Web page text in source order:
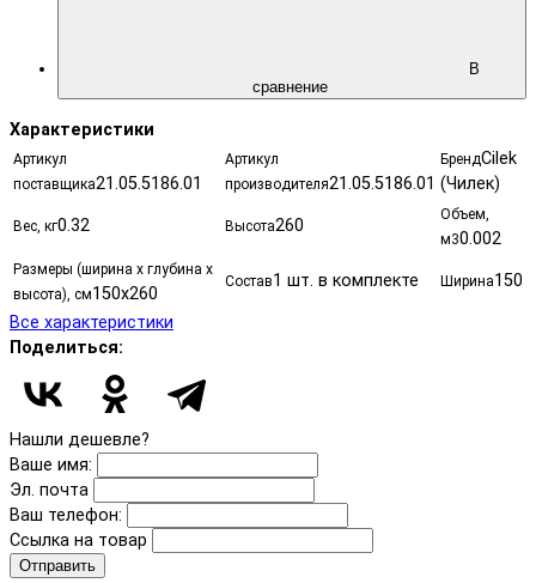
В
сравнение
Характеристики
Артикул
поставщика21.05.5186.01
Артикул
производителя21.05.5186.01
БрендCilek
(Чилек)
Вес, кг0.32 Высота260
Объем,
м30.002
Размеры (ширина х глубина х
высота), см150x260
Состав1 шт. в комплекте Ширина150
Все характеристики
Поделиться:
Нашли дешевле?
Ваше имя:
Эл. почта
Ваш телефон:
Ссылка на товар
Отправить